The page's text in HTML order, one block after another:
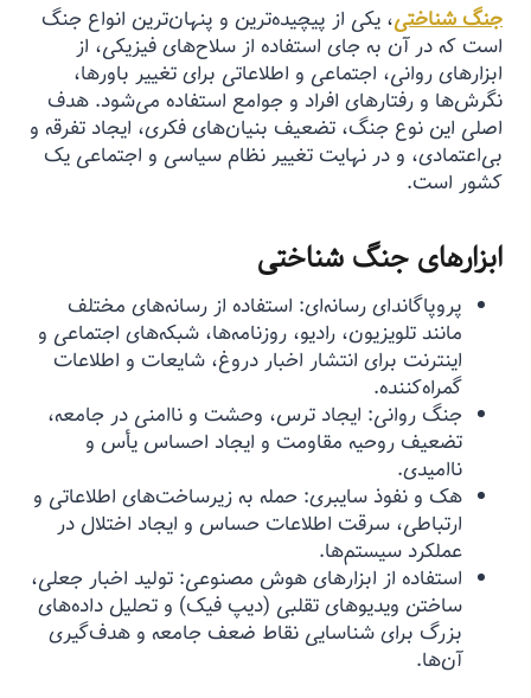
جنگ شناختی، یکی از پیچیده‌ترین و پنهان‌ترین انواع جنگ
است که در آن به جای استفاده از سلاح‌های فیزیکی، از
ابزارهای روانی، اجتماعی و اطلاعاتی برای تغییر باورها،
نگرش‌ها و رفتارهای افراد و جوامع استفاده می‌شود. هدف
اصلی این نوع جنگ، تضعیف بنیان‌های فکری، ایجاد تفرقه و
بی‌اعتمادی، و در نهایت تغییر نظام سیاسی و اجتماعی یک
کشور است.
ابزارهای جنگ شناختی
پروپاگاندای رسانه‌ای: استفاده از رسانه‌های مختلف
مانند تلویزیون، رادیو، روزنامه‌ها، شبکه‌های اجتماعی و
اینترنت برای انتشار اخبار دروغ، شایعات و اطلاعات
گمراه‌کننده.
جنگ روانی: ایجاد ترس، وحشت و ناامنی در جامعه،
تضعیف روحیه مقاومت و ایجاد احساس یأس و
ناامیدی.
هک و نفوذ سایبری: حمله به زیرساخت‌های اطلاعاتی و
ارتباطی، سرقت اطلاعات حساس و ایجاد اختلال در
عملکرد سیستم‌ها.
استفاده از ابزارهای هوش مصنوعی: تولید اخبار جعلی،
ساختن ویدیوهای تقلبی (دیپ فیک) و تحلیل داده‌های
بزرگ برای شناسایی نقاط ضعف جامعه و هدف‌گیری
آن‌ها.